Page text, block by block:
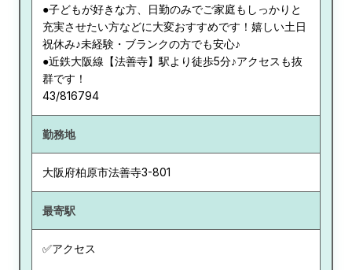
●子どもが好きな方、日勤のみでご家庭もしっかりと
充実させたい方などに大変おすすめです！嬉しい土日
祝休み♪未経験・ブランクの方でも安心♪
●近鉄大阪線【法善寺】駅より徒歩5分♪アクセスも抜
群です！
43/816794
勤務地
大阪府柏原市法善寺3-801
最寄駅
✅アクセス